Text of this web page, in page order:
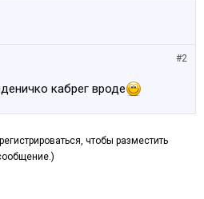
#2
кабрег вроде
чтобы разместить